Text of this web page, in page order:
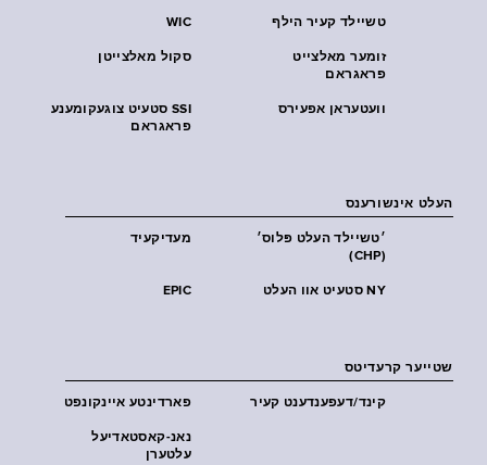
WIC טשיילד קעיר הילף
סקול מאלצייטן
זומער מאלצייט
פראגראם
SSI סטעיט צוגעקומענע
פראגראם
וועטעראן אפעירס
העלט אינשורענס
מעדיקעיד
׳טשיילד העלט פּלוס׳
(CHP)
EPIC NY סטעיט אוו העלט
שטייער קרעדיטס
פארדינטע איינקונפט קינד/דעפענדענט קעיר
נאנ-קאסטאדיעל
עלטערן